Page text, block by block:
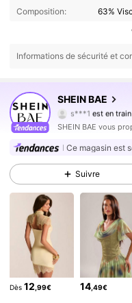
Composition:
63%
Informations de sécurité et
SHEIN BAE
4,83
2.7M
s***1 est en
4,83 2.7M
4,83 2.7M
2.7M
2.7M
2.7M
4,83 2.7M
Ce magasin est
Suivre
Dès 12 ,99€ 14 ,49€